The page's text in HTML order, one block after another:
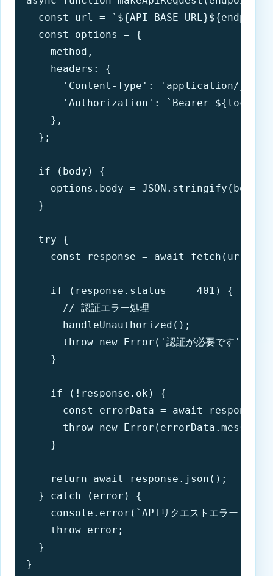
const url =
  const options = {
    method,
    headers: {
'Content-Type': 'application/
'Authorization': `Bearer
    },
  };
  if (body) {
    options.body = JSON.stringify(body);
  }
  try {
const response = await fetch(url,
    if (response.status === 401) {
      // 認証エラー処理
      handleUnauthorized();
      throw new Error('認証が必要です');
    }
    if (!response.ok) {
const errorData = await
throw new Error(errorData.message ||
    }
    return await response.json();
  } catch (error) {
console.error(`APIリクエストエラー
    throw error;
  }
}